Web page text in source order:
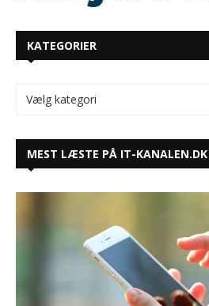
KATEGORIER
MEST LÆSTE PÅ IT-KANALEN.DK